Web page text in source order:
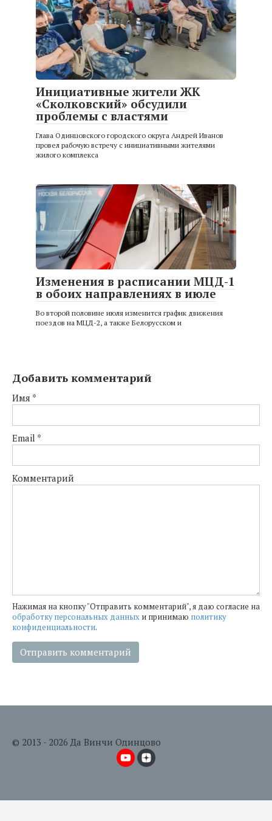
Инициативные жители ЖК
«Сколковский» обсудили
проблемы с властями
Глава Одинцовского городского округа Андрей Иванов
провел рабочую встречу с инициативными жителями
жилого комплекса
Изменения в расписании МЦД-1
в обоих направлениях в июле
Во второй половине июля изменится график движения
поездов на МЦД-2, а также Белорусском и
Добавить комментарий
Имя *
Email *
Комментарий
Нажимая на кнопку "Отправить комментарий", я даю согласие на
обработку персональных данных и принимаю политику
конфиденциальности.
© 2013 - 2026 Да Винчи Одинцово